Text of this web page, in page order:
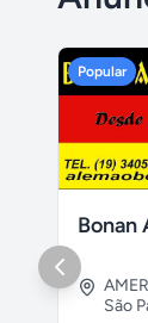
Popular
São